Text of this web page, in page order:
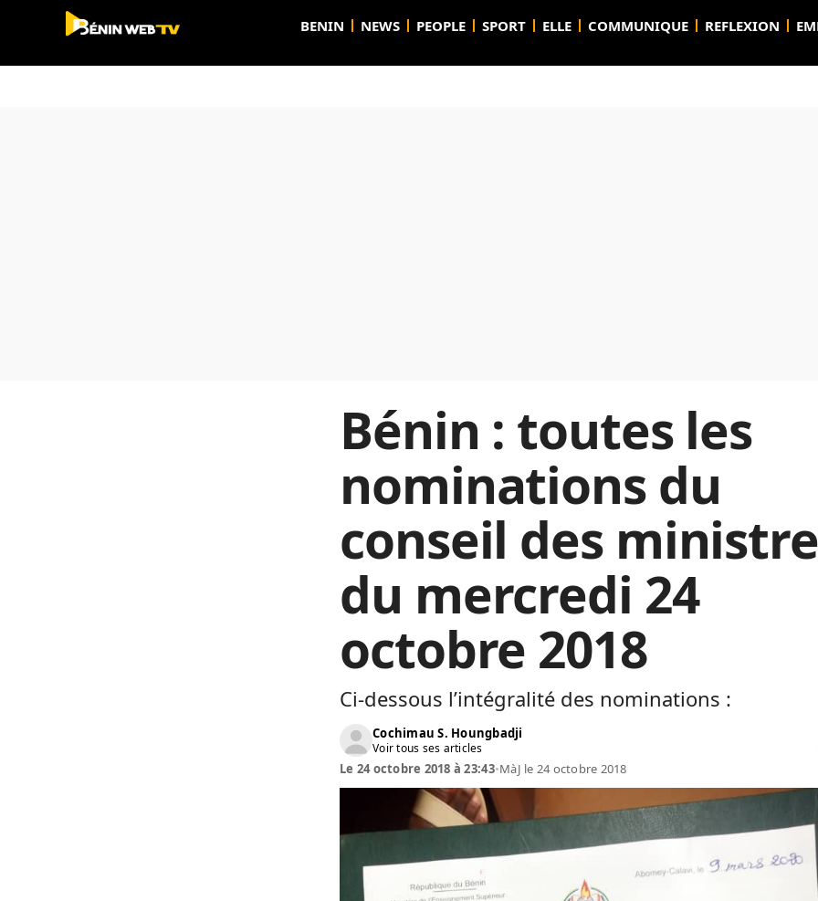
BENIN NEWS PEOPLE SPORT ELLE COMMUNIQUE REFLEXION
Bénin : toutes les
nominations du
conseil des
du mercredi 24
octobre 2018
Ci-dessous l’intégralité des nominations :
Cochimau S. Houngbadji
Voir tous ses articles
Le 24 octobre 2018 à 23:43•MàJ le 24 octobre 2018